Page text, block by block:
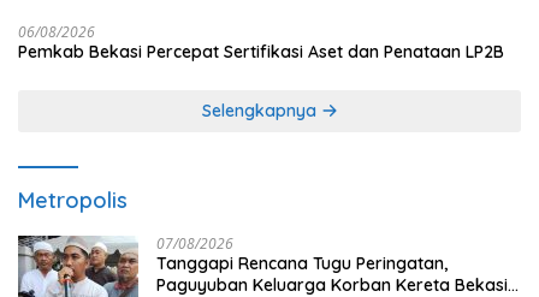
06/08/2026
Pemkab Bekasi Percepat Sertifikasi Aset dan Penataan LP2B
Selengkapnya
Metropolis
07/08/2026
Tanggapi Rencana Tugu Peringatan,
Paguyuban Keluarga Korban Kereta Bekasi